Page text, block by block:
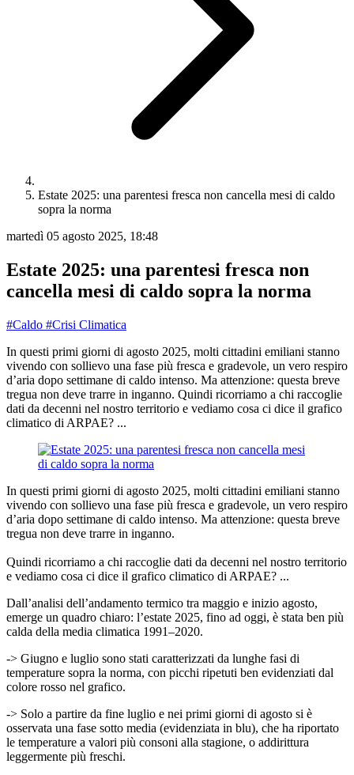
Estate 2025: una parentesi fresca non cancella mesi di caldo
sopra la norma
martedì 05 agosto 2025, 18:48
Estate 2025: una parentesi fresca non
cancella mesi di caldo sopra la norma
#Caldo #Crisi Climatica
In questi primi giorni di agosto 2025, molti cittadini emiliani stanno
vivendo con sollievo una fase più fresca e gradevole, un vero respiro
d’aria dopo settimane di caldo intenso. Ma attenzione: questa breve
tregua non deve trarre in inganno. Quindi ricorriamo a chi raccoglie
dati da decenni nel nostro territorio e vediamo cosa ci dice il grafico
climatico di ARPAE? ...
In questi primi giorni di agosto 2025, molti cittadini emiliani stanno
vivendo con sollievo una fase più fresca e gradevole, un vero respiro
d’aria dopo settimane di caldo intenso. Ma attenzione: questa breve
tregua non deve trarre in inganno.
Quindi ricorriamo a chi raccoglie dati da decenni nel nostro territorio
e vediamo cosa ci dice il grafico climatico di ARPAE? ...
Dall’analisi dell’andamento termico tra maggio e inizio agosto,
emerge un quadro chiaro: l’estate 2025, fino ad oggi, è stata ben più
calda della media climatica 1991–2020.
-> Giugno e luglio sono stati caratterizzati da lunghe fasi di
temperature sopra la norma, con picchi ripetuti ben evidenziati dal
colore rosso nel grafico.
-> Solo a partire da fine luglio e nei primi giorni di agosto si è
osservata una fase sotto media (evidenziata in blu), che ha riportato
le temperature a valori più consoni alla stagione, o addirittura
leggermente più freschi.